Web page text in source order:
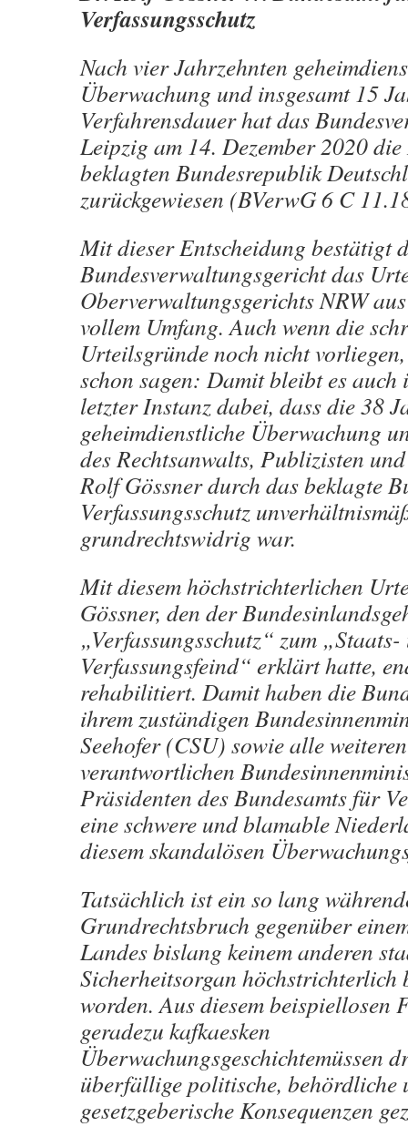
Verfassungsschutz
Nach vier Jahrzehnten
Überwachung und insgesamt 15
Verfahrensdauer hat das
Leipzig am 14. Dezember 2020
beklagten Bundesrepublik
zurückgewiesen (BVerwG 6 C
Mit dieser Entscheidung bestätigt
Bundesverwaltungsgericht das
Oberverwaltungsgerichts NRW
vollem Umfang. Auch wenn die
Urteilsgründe noch nicht
schon sagen: Damit bleibt es
letzter Instanz dabei, dass die 38
geheimdienstliche Überwachung
des Rechtsanwalts, Publizisten
Rolf Gössner durch das beklagte
Verfassungsschutz
grundrechtswidrig war.
Mit diesem höchstrichterlichen
Gössner, den der
„Verfassungsschutz“ zum
Verfassungsfeind“ erklärt hatte,
rehabilitiert. Damit haben die
ihrem zuständigen
Seehofer (CSU) sowie alle
verantwortlichen
Präsidenten des Bundesamts für
eine schwere und blamable
diesem skandalösen
Tatsächlich ist ein so lang
Grundrechtsbruch gegenüber
Landes bislang keinem anderen
Sicherheitsorgan höchstrichterlich
worden. Aus diesem beispiellosen
geradezu kafkaesken
Überwachungsgeschichtemüssen
überfällige politische, behördliche
gesetzgeberische Konsequenzen